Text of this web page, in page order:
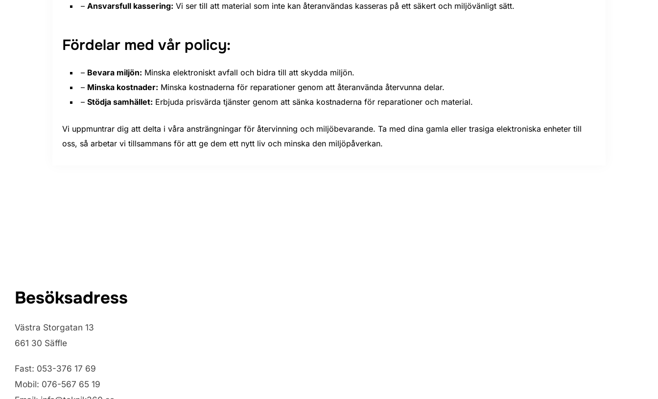
– Ansvarsfull kassering: Vi ser till att material som inte kan återanvändas kasseras på ett säkert och miljövänligt sätt.
Fördelar med vår policy:
– Bevara miljön: Minska elektroniskt avfall och bidra till att skydda miljön.
– Minska kostnader: Minska kostnaderna för reparationer genom att återanvända återvunna delar.
– Stödja samhället: Erbjuda prisvärda tjänster genom att sänka kostnaderna för reparationer och material.
Vi uppmuntrar dig att delta i våra ansträngningar för återvinning och miljöbevarande. Ta med dina gamla eller trasiga elektroniska enheter till
oss, så arbetar vi tillsammans för att ge dem ett nytt liv och minska den miljöpåverkan.
Besöksadress
Västra Storgatan 13
661 30 Säffle
Fast: 053-376 17 69
Mobil: 076-567 65 19